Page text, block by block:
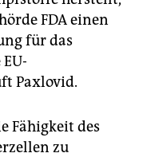
FDA einen
für das
Paxlovid.
Fähigkeit des
zu